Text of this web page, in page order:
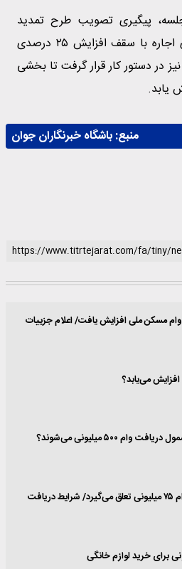
پیگیری تصویب طرح تمدید
خودکار دوماهه قراردادهای اجاره با سقف افزایش ۲۵ درصدی
در دستور کار قرار گرفت تا بخشی
یابد.
منبع:باشگاه خبرنگاران جوان
مسکن ملی افزایش یافت/ اعلام جزییات
می‌یابد؟
وام ۵۰۰ میلیونی می‌شوند؟